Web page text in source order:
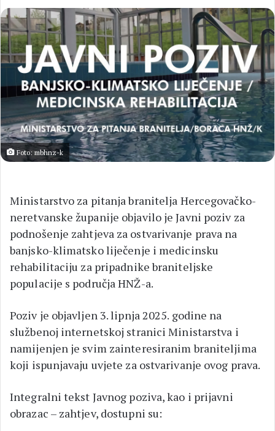
Foto: mbhnz-k
Ministarstvo za pitanja branitelja Hercegovačko-
neretvanske županije objavilo je Javni poziv za
podnošenje zahtjeva za ostvarivanje prava na
banjsko-klimatsko liječenje i medicinsku
rehabilitaciju za pripadnike braniteljske
populacije s područja HNŽ-a.
Poziv je objavljen 3. lipnja 2025. godine na
službenoj internetskoj stranici Ministarstva i
namijenjen je svim zainteresiranim braniteljima
koji ispunjavaju uvjete za ostvarivanje ovog prava.
Integralni tekst Javnog poziva, kao i prijavni
obrazac – zahtjev, dostupni su: